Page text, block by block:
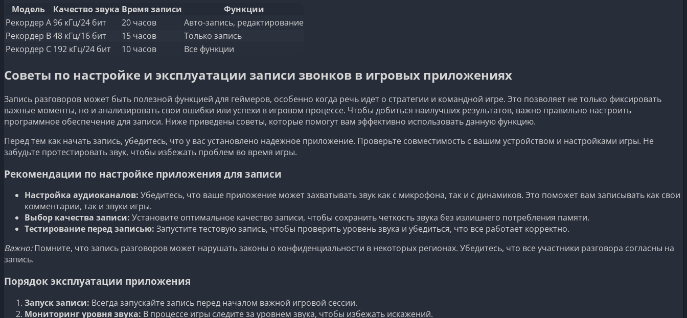
Модель Качество звука Время записи
Функции
Рекордер A96 кГц/24 бит 20 часов
Авто-запись, редактирование
Рекордер B48 кГц/16 бит 15 часов
Только запись
Рекордер C 192 кГц/24 бит 10 часов Все функции
Советы по настройке и эксплуатации записи звонков в игровых приложениях
Запись разговоров может быть полезной функцией для геймеров, особенно когда речь идет о стратегии и командной игре. Это позволяет не только фиксировать
важные моменты, но и анализировать свои ошибки или успехи в игровом процессе. Чтобы добиться наилучших результатов, важно правильно настроить
программное обеспечение для записи. Ниже приведены советы, которые помогут вам эффективно использовать данную функцию.
Перед тем как начать запись, убедитесь, что у вас установлено надежное приложение. Проверьте совместимость с вашим устройством и настройками игры. Не
забудьте протестировать звук, чтобы избежать проблем во время игры.
Рекомендации по настройке приложения для записи
Настройка аудиоканалов: Убедитесь, что ваше приложение может захватывать звук как с микрофона, так и с динамиков. Это поможет вам записывать как свои
комментарии, так и звуки игры.
Выбор качества записи: Установите оптимальное качество записи, чтобы сохранить четкость звука без излишнего потребления памяти.
Тестирование перед записью: Запустите тестовую запись, чтобы проверить уровень звука и убедиться, что все работает корректно.
Важно:Помните, что запись разговоров может нарушать законы о конфиденциальности в некоторых регионах. Убедитесь, что все участники разговора согласны на
запись.
Порядок эксплуатации приложения
Запуск записи: Всегда запускайте запись перед началом важной игровой сессии.
Мониторинг уровня звука: В процессе игры следите за уровнем звука, чтобы избежать искажений.